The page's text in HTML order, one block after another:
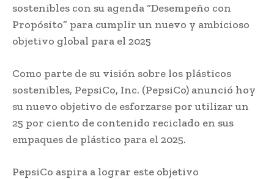
sostenibles con su agenda “Desempeño con
Propósito” para cumplir un nuevo y ambicioso
objetivo global para el 2025
Como parte de su visión sobre los plásticos
sostenibles, PepsiCo, Inc. (PepsiCo) anunció hoy
su nuevo objetivo de esforzarse por utilizar un
25 por ciento de contenido reciclado en sus
empaques de plástico para el 2025.
PepsiCo aspira a lograr este objetivo